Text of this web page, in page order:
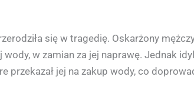
się w tragedię. Oskarżony
w zamian za jej naprawę. Jednak
przekazał jej na zakup wody, co